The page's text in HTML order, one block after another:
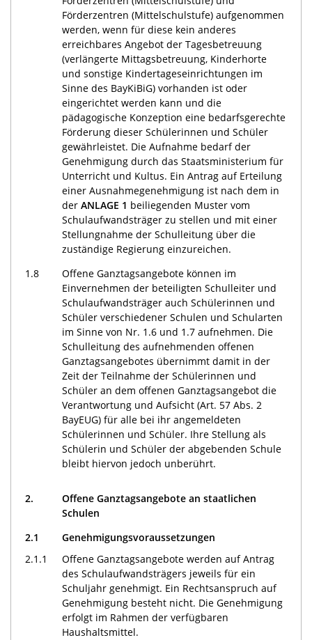
Förderzentren (Mittelschulstufe) aufgenommen
werden, wenn für diese kein anderes
erreichbares Angebot der Tagesbetreuung
(verlängerte Mittagsbetreuung, Kinderhorte
und sonstige Kindertageseinrichtungen im
Sinne des BayKiBiG) vorhanden ist oder
eingerichtet werden kann und die
pädagogische Konzeption eine bedarfsgerechte
Förderung dieser Schülerinnen und Schüler
gewährleistet. Die Aufnahme bedarf der
Genehmigung durch das Staatsministerium für
Unterricht und Kultus. Ein Antrag auf Erteilung
einer Ausnahmegenehmigung ist nach dem in
der ANLAGE 1 beiliegenden Muster vom
Schulaufwandsträger zu stellen und mit einer
Stellungnahme der Schulleitung über die
zuständige Regierung einzureichen.
1.8
Offene Ganztagsangebote können im
Einvernehmen der beteiligten Schulleiter und
Schulaufwandsträger auch Schülerinnen und
Schüler verschiedener Schulen und Schularten
im Sinne von Nr. 1.6 und 1.7 aufnehmen. Die
Schulleitung des aufnehmenden offenen
Ganztagsangebotes übernimmt damit in der
Zeit der Teilnahme der Schülerinnen und
Schüler an dem offenen Ganztagsangebot die
Verantwortung und Aufsicht (Art. 57 Abs. 2
BayEUG) für alle bei ihr angemeldeten
Schülerinnen und Schüler. Ihre Stellung als
Schülerin und Schüler der abgebenden Schule
bleibt hiervon jedoch unberührt.
2.
Offene Ganztagsangebote an staatlichen
Schulen
2.1
Genehmigungsvoraussetzungen
2.1.1
Offene Ganztagsangebote werden auf Antrag
des Schulaufwandsträgers jeweils für ein
Schuljahr genehmigt. Ein Rechtsanspruch auf
Genehmigung besteht nicht. Die Genehmigung
erfolgt im Rahmen der verfügbaren
Haushaltsmittel.